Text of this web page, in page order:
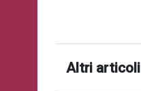
Altri articoli